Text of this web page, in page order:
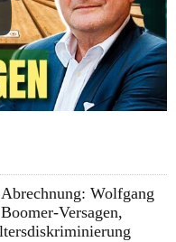
Wolfgang
Versagen,